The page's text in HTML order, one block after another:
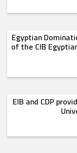
Egyptian
of the CIB
EIB and CDP